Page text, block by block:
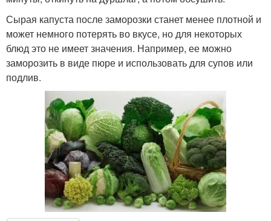
Сырая капуста после заморозки станет менее плотной и
может немного потерять во вкусе, но для некоторых
блюд это не имеет значения. Например, ее можно
заморозить в виде пюре и использовать для супов или
подлив.